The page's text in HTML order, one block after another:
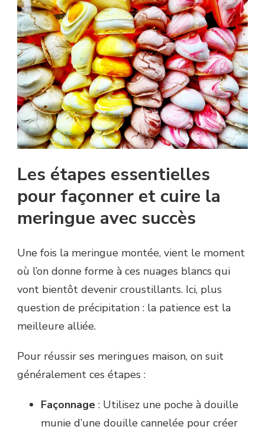
Les étapes essentielles
pour façonner et cuire la
meringue avec succès
Une fois la meringue montée, vient le moment
où l’on donne forme à ces nuages blancs qui
vont bientôt devenir croustillants. Ici, plus
question de précipitation : la patience est la
meilleure alliée.
Pour réussir ses meringues maison, on suit
généralement ces étapes :
Façonnage : Utilisez une poche à douille
munie d’une douille cannelée pour créer